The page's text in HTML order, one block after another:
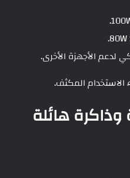
الأجهزة الأخرى.
الاستخدام المكثف.
هائلة